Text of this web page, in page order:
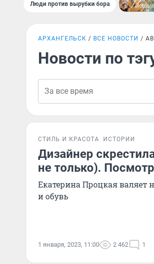
Люди против вырубки бора
АРХАНГЕЛЬСК ВСЕ НОВОСТИ
Новости по
СТИЛЬ И КРАСОТА ИСТОРИИ
Дизайнер
не только).
Екатерина Процкая валяет
и обувь
1 января, 2023, 11:00 2 462 1